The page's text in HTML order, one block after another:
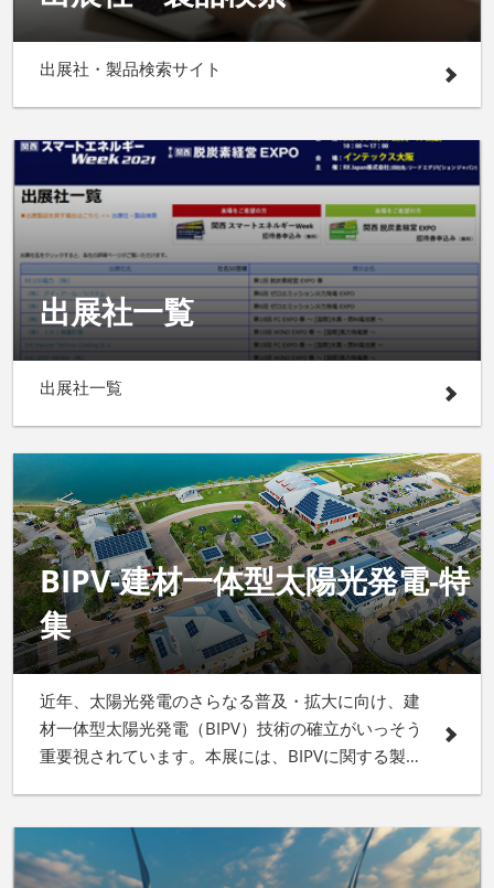
出展社・製品検索サイト
出展社一覧
出展社一覧
BIPV-建材一体型太陽光発電-特
集
近年、太陽光発電のさらなる普及・拡大に向け、建
材一体型太陽光発電（BIPV）技術の確立がいっそう
重要視されています。本展には、BIPVに関する製